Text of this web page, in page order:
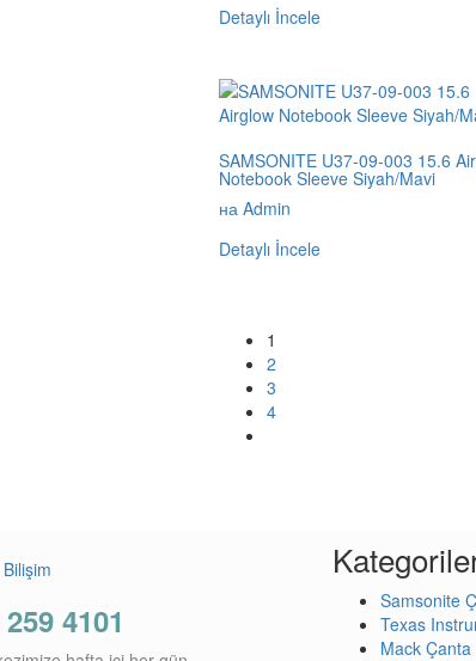
Detaylı İncele
SAMSONITE U37-09-003 15.6
Notebook Sleeve Siyah/Mavi
на Admin
Detaylı İncele
1
2
3
4
4101
Samsonite
Texas
Mack Çanta